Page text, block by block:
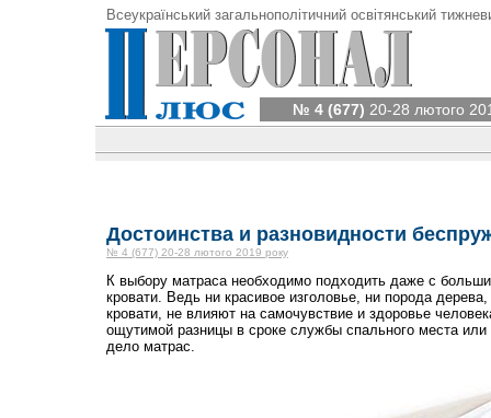
Всеукраїнський загальнополітичний освітянський
№ 4 (677) 20-28 лютого
Достоинства и разновидности
№ 4 (677) 20-28 лютого 2019 року
К выбору матраса необходимо подходить даже с
кровати. Ведь ни красивое изголовье, ни порода дерева,
кровати, не влияют на самочувствие и здоровье
ощутимой разницы в сроке службы спального места или
дело матрас.